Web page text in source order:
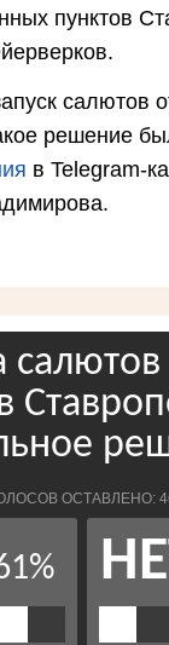
пунктов
салютов
решение
в Telegram-